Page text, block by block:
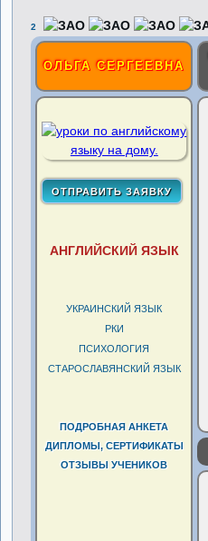
2
ОЛЬГА СЕРГЕЕВНА
АНГЛИЙСКИЙ ЯЗЫК
УКРАИНСКИЙ ЯЗЫК
РКИ
ПСИХОЛОГИЯ
СТАРОСЛАВЯНСКИЙ ЯЗЫК
ПОДРОБНАЯ АНКЕТА
ДИПЛОМЫ, СЕРТИФИКАТЫ
ОТЗЫВЫ УЧЕНИКОВ